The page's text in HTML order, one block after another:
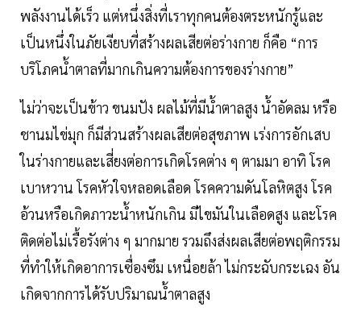
พลังงานได้เร็ว แต่หนึ่งสิ่งที่เราทุกคนต้องตระหนักรู้และ
เป็นหนึ่งในภัยเงียบที่สร้างผลเสียต่อร่างกาย ก็คือ “การ
บริโภคน้ำตาลที่มากเกินความต้องการของร่างกาย”
ไม่ว่าจะเป็นข้าว ขนมปัง ผลไม้ที่มีน้ำตาลสูง น้ำอัดลม หรือ
ชานมไข่มุก ก็มีส่วนสร้างผลเสียต่อสุขภาพ เร่งการอักเสบ
ในร่างกายและเสี่ยงต่อการเกิดโรคต่าง ๆ ตามมา อาทิ โรค
เบาหวาน โรคหัวใจหลอดเลือด โรคความดันโลหิตสูง โรค
อ้วนหรือเกิดภาวะน้ำหนักเกิน มีไขมันในเลือดสูง และโรค
ติดต่อไม่เรื้อรังต่าง ๆ มากมาย รวมถึงส่งผลเสียต่อพฤติกรรม
ที่ทำให้เกิดอาการเซื่องซึม เหนื่อยล้า ไม่กระฉับกระเฉง อัน
เกิดจากการได้รับปริมาณน้ำตาลสูง